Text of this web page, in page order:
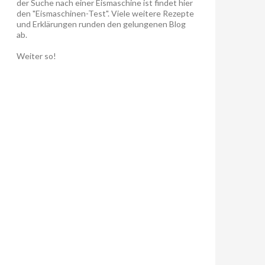
der Suche nach einer Eismaschine ist findet hier
den "Eismaschinen-Test". Viele weitere Rezepte
und Erklärungen runden den gelungenen Blog
ab.
Weiter so!